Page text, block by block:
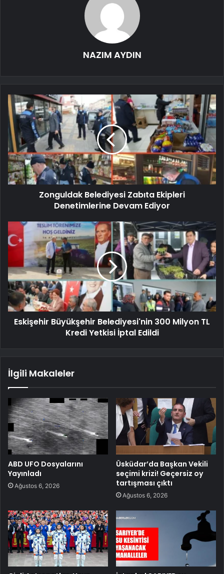
NAZIM AYDIN
Zonguldak Belediyesi Zabıta Ekipleri
Denetimlerine Devam Ediyor
Eskişehir Büyükşehir Belediyesi'nin 300 Milyon TL
Kredi Yetkisi İptal Edildi
İlgili Makaleler
ABD UFO Dosyalarını
Yayınladı
Ağustos 6, 2026
Üsküdar’da Başkan Vekili
seçimi krizi! Geçersiz oy
tartışması çıktı
Ağustos 6, 2026